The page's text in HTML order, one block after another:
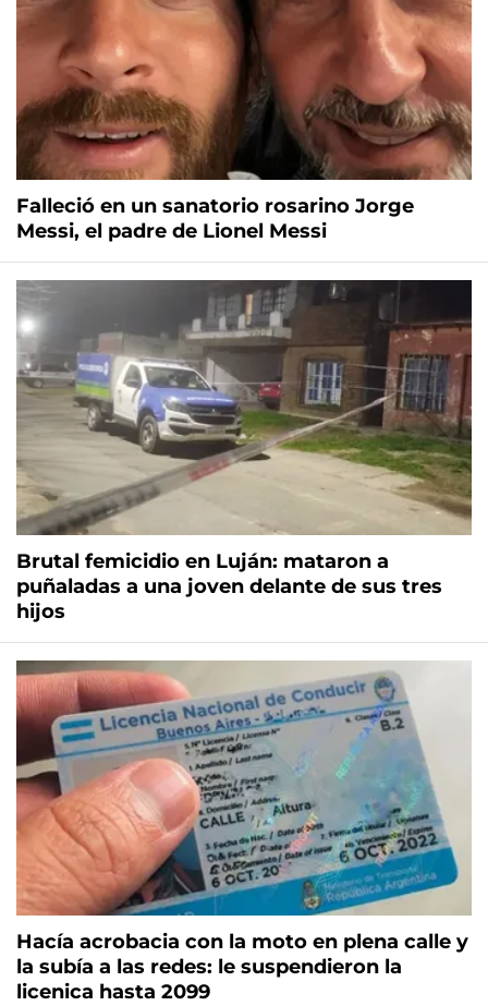
Falleció en un sanatorio rosarino Jorge
Messi, el padre de Lionel Messi
Brutal femicidio en Luján: mataron a
puñaladas a una joven delante de sus tres
hijos
Hacía acrobacia con la moto en plena calle y
la subía a las redes: le suspendieron la
licenica hasta 2099